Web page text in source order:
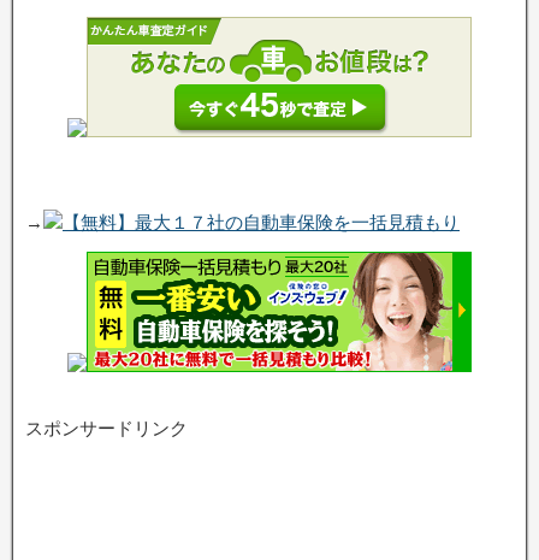
→ 【無料】最大１７社の自動車保険を一括見積もり
スポンサードリンク